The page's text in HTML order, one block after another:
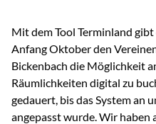
Mit dem Tool Terminland
Anfang Oktober den
Bickenbach die Möglichkeit
Räumlichkeiten digital zu
gedauert, bis das System an
angepasst wurde. Wir haben